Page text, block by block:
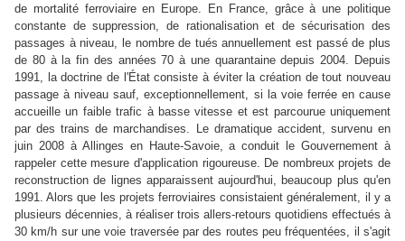
de mortalité ferroviaire en Europe. En France, grâce à une politique
constante de suppression, de rationalisation et de sécurisation des
passages à niveau, le nombre de tués annuellement est passé de plus
de 80 à la fin des années 70 à une quarantaine depuis 2004. Depuis
1991, la doctrine de l'État consiste à éviter la création de tout nouveau
passage à niveau sauf, exceptionnellement, si la voie ferrée en cause
accueille un faible trafic à basse vitesse et est parcourue uniquement
par des trains de marchandises. Le dramatique accident, survenu en
juin 2008 à Allinges en Haute-Savoie, a conduit le Gouvernement à
rappeler cette mesure d'application rigoureuse. De nombreux projets de
reconstruction de lignes apparaissent aujourd'hui, beaucoup plus qu'en
1991. Alors que les projets ferroviaires consistaient généralement, il y a
plusieurs décennies, à réaliser trois allers-retours quotidiens effectués à
30 km/h sur une voie traversée par des routes peu fréquentées, il s'agit